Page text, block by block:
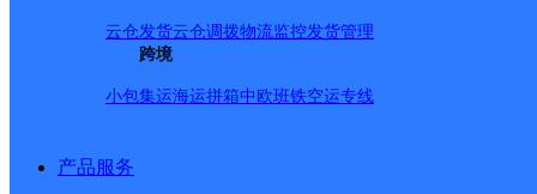
云仓发货云仓调拨物流监控发货管理
跨境
小包集运海运拼箱中欧班铁空运专线
产品服务